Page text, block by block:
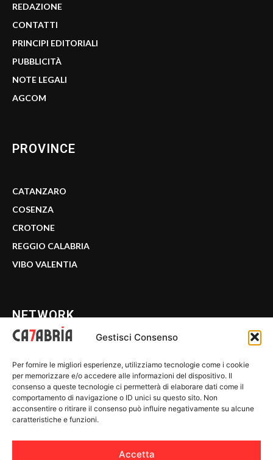
Gestisci Consenso
Per fornire le migliori esperienze, utilizziamo tecnologie come i cookie
per memorizzare e/o accedere alle informazioni del dispositivo. Il
consenso a queste tecnologie ci permetterà di elaborare dati come il
comportamento di navigazione o ID unici su questo sito. Non
acconsentire o ritirare il consenso può influire negativamente su alcune
caratteristiche e funzioni.
Accetta
REDAZIONE
CONTATTI
PRINCIPI EDITORIALI
PUBBLICITÀ
NOTE LEGALI
AGCOM
PROVINCE
CATANZARO
COSENZA
CROTONE
REGGIO CALABRIA
VIBO VALENTIA
NETWORK
WE CALABRIA
C7 PLAY
MIX ZONE